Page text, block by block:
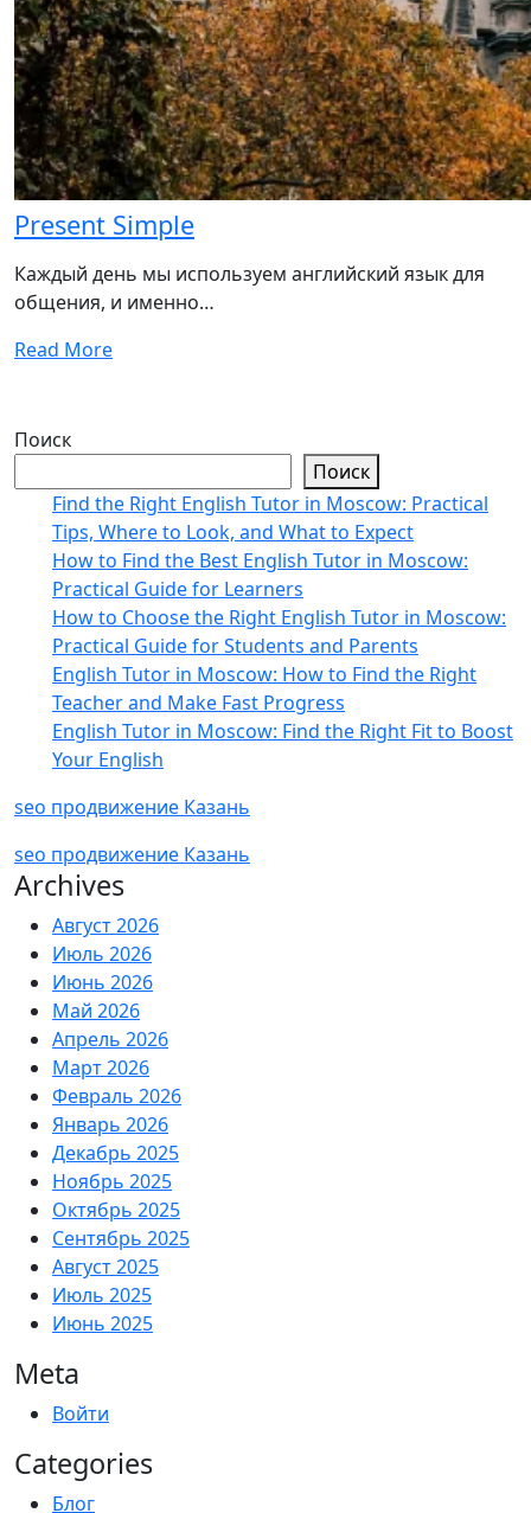
Present Simple
Каждый день мы используем английский язык для
общения, и именно…
Read More
Поиск
Поиск
Find the Right English Tutor in Moscow: Practical
Tips, Where to Look, and What to Expect
How to Find the Best English Tutor in Moscow:
Practical Guide for Learners
How to Choose the Right English Tutor in Moscow:
Practical Guide for Students and Parents
English Tutor in Moscow: How to Find the Right
Teacher and Make Fast Progress
English Tutor in Moscow: Find the Right Fit to Boost
Your English
seo продвижение Казань
seo продвижение Казань
Archives
Август 2026
Июль 2026
Июнь 2026
Май 2026
Апрель 2026
Март 2026
Февраль 2026
Январь 2026
Декабрь 2025
Ноябрь 2025
Октябрь 2025
Сентябрь 2025
Август 2025
Июль 2025
Июнь 2025
Meta
Войти
Categories
Блог